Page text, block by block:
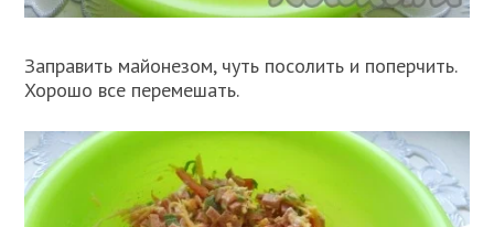
Заправить майонезом, чуть посолить и поперчить.
Хорошо все перемешать.